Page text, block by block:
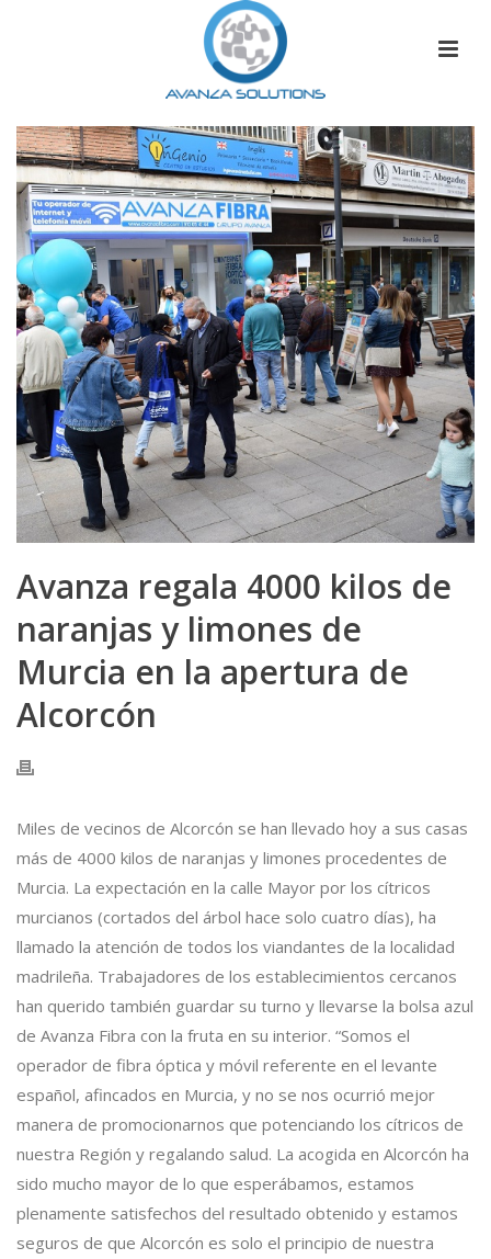
Avanza regala 4000 kilos de
naranjas y limones de
Murcia en la apertura de
Alcorcón
Miles de vecinos de Alcorcón se han llevado hoy a sus casas
más de 4000 kilos de naranjas y limones procedentes de
Murcia. La expectación en la calle Mayor por los cítricos
murcianos (cortados del árbol hace solo cuatro días), ha
llamado la atención de todos los viandantes de la localidad
madrileña. Trabajadores de los establecimientos cercanos
han querido también guardar su turno y llevarse la bolsa azul
de Avanza Fibra con la fruta en su interior. “Somos el
operador de fibra óptica y móvil referente en el levante
español, afincados en Murcia, y no se nos ocurrió mejor
manera de promocionarnos que potenciando los cítricos de
nuestra Región y regalando salud. La acogida en Alcorcón ha
sido mucho mayor de lo que esperábamos, estamos
plenamente satisfechos del resultado obtenido y estamos
seguros de que Alcorcón es solo el principio de nuestra